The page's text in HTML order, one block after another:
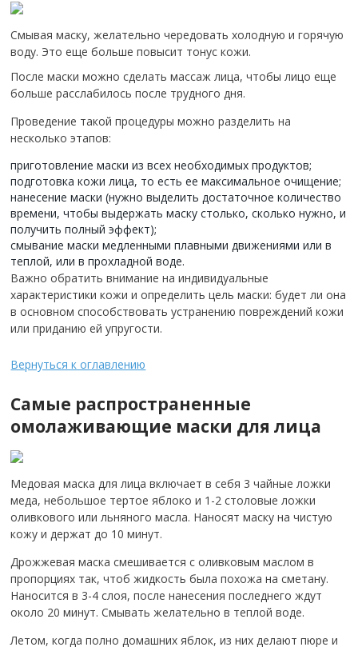
Смывая маску, желательно чередовать холодную и горячую
воду. Это еще больше повысит тонус кожи.
После маски можно сделать массаж лица, чтобы лицо еще
больше расслабилось после трудного дня.
Проведение такой процедуры можно разделить на
несколько этапов:
приготовление маски из всех необходимых продуктов;
подготовка кожи лица, то есть ее максимальное очищение;
нанесение маски (нужно выделить достаточное количество
времени, чтобы выдержать маску столько, сколько нужно, и
получить полный эффект);
смывание маски медленными плавными движениями или в
теплой, или в прохладной воде.
Важно обратить внимание на индивидуальные
характеристики кожи и определить цель маски: будет ли она
в основном способствовать устранению повреждений кожи
или приданию ей упругости.
Вернуться к оглавлению
Самые распространенные
омолаживающие маски для лица
Медовая маска для лица включает в себя 3 чайные ложки
меда, небольшое тертое яблоко и 1-2 столовые ложки
оливкового или льняного масла. Наносят маску на чистую
кожу и держат до 10 минут.
Дрожжевая маска смешивается с оливковым маслом в
пропорциях так, чтоб жидкость была похожа на сметану.
Наносится в 3-4 слоя, после нанесения последнего ждут
около 20 минут. Смывать желательно в теплой воде.
Летом, когда полно домашних яблок, из них делают пюре и